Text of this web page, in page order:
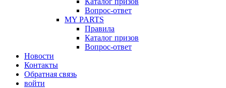
Вопрос-ответ
MY PARTS
Правила
Каталог призов
Вопрос-ответ
Новости
Контакты
Обратная связь
войти